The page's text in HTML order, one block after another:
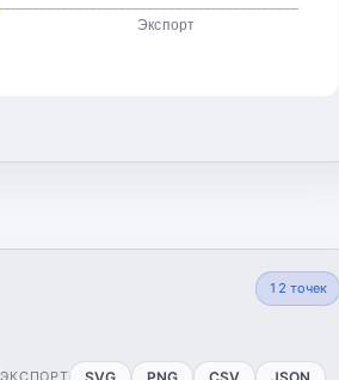
Экспорт
12 точек
ЭКСПОРТ SVG PNG CSV JSON